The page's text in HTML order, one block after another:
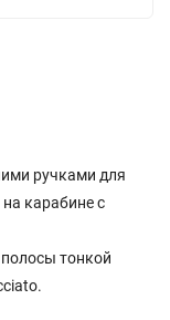
ручками для
карабине с
тонкой